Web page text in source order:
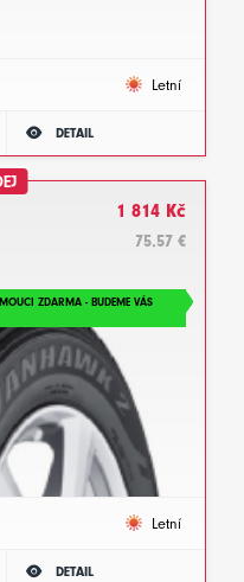
Letní
DETAIL
1 814 Kč
75.57 €
ZDARMA - BUDEME VÁS
Letní
DETAIL